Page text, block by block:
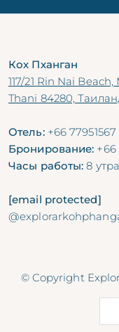
Кох Пханган
117/21 Rin Nai
Thani 84280,
Отель: +66 77951567
Бронирование: +66
Часы работы: 8
[email protected]
© Copyright